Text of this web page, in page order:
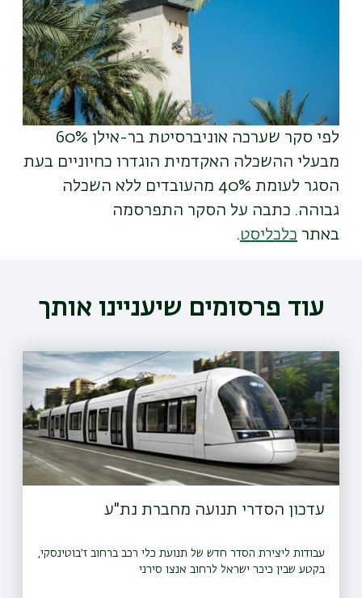
לפי סקר שערכה אוניברסיטת בר-אילן 60%
מבעלי ההשכלה האקדמית הוגדרו כחיוניים בעת
הסגר לעומת 40% מהעובדים ללא השכלה
גבוהה. כתבה על הסקר התפרסמה
באתר כלכליסט.
עוד פרסומים שיעניינו אותך
עדכון הסדרי תנועה מחברת נת"ע
עבודות ליצירת הסדר חדש של תנועת כלי רכב ברחוב ז׳בוטינסקי,
בקטע שבין כיכר ישראל לרחוב אנצו סירני